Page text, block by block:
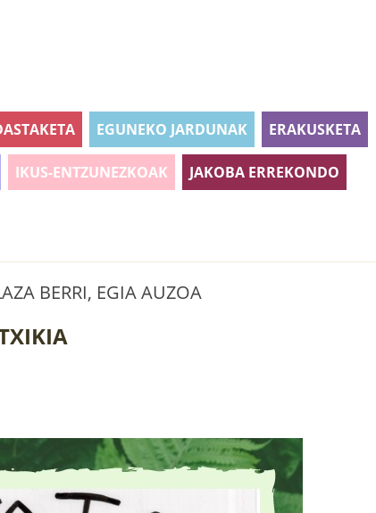
EGUNEKO JARDUNAK ERAKUSKETA
IKUS-ENTZUNEZKOAK JAKOBA ERREKONDO
BERRI, EGIA AUZOA